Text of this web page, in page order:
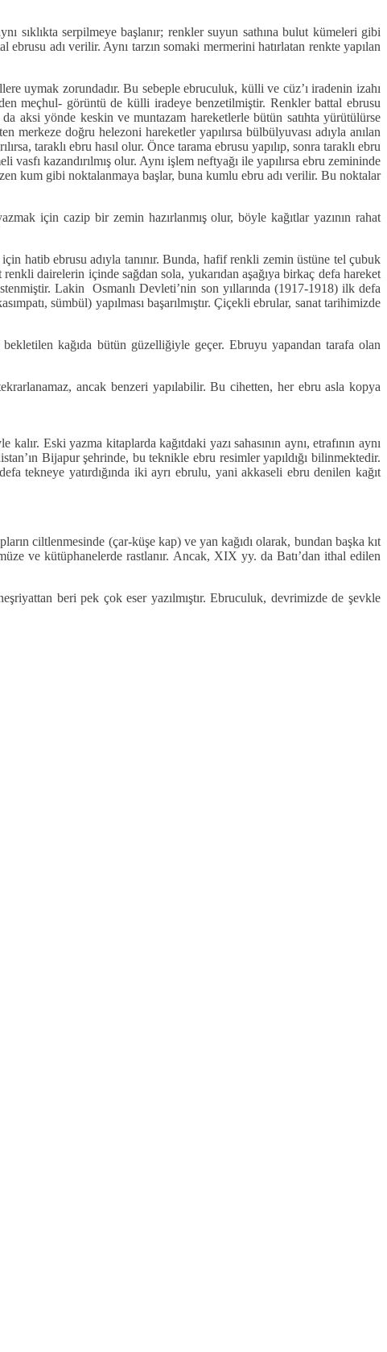
sıklıkta serpilmeye başlanır; renkler suyun sathına bulut kümeleri gibi
adı verilir. Aynı tarzın somaki mermerini hatırlatan renkte yapılan
uymak zorundadır. Bu sebeple ebruculuk, külli ve cüz’ı iradenin izahı
meçhul- görüntü de külli iradeye benzetilmiştir. Renkler battal ebrusu
aksi yönde keskin ve muntazam hareketlerle bütün satıhta yürütülürse
doğru helezoni hareketler yapılırsa bülbülyuvası adıyla anılan
taraklı ebru hasıl olur. Önce tarama ebrusu yapılıp, sonra taraklı ebru
kazandırılmış olur. Aynı işlem neftyağı ile yapılırsa ebru zemininde
kum gibi noktalanmaya başlar, buna kumlu ebru adı verilir. Bu noktalar
için cazip bir zemin hazırlanmış olur, böyle kağıtlar yazının rahat
hatib ebrusu adıyla tanınır. Bunda, hafif renkli zemin üstüne tel çubuk
dairelerin içinde sağdan sola, yukarıdan aşağıya birkaç defa hareket
Lakin Osmanlı Devleti’nin son yıllarında (1917-1918) ilk defa
sümbül) yapılması başarılmıştır. Çiçekli ebrular, sanat tarihimizde
kağıda bütün güzelliğiyle geçer. Ebruyu yapandan tarafa olan
ancak benzeri yapılabilir. Bu cihetten, her ebru asla kopya
Eski yazma kitaplarda kağıtdaki yazı sahasının aynı, etrafının aynı
Bijapur şehrinde, bu teknikle ebru resimler yapıldığı bilinmektedir.
tekneye yatırdığında iki ayrı ebrulu, yani akkaseli ebru denilen kağıt
ciltlenmesinde (çar-küşe kap) ve yan kağıdı olarak, bundan başka kıt
ve kütüphanelerde rastlanır. Ancak, XIX yy. da Batı’dan ithal edilen
beri pek çok eser yazılmıştır. Ebruculuk, devrimizde de şevkle